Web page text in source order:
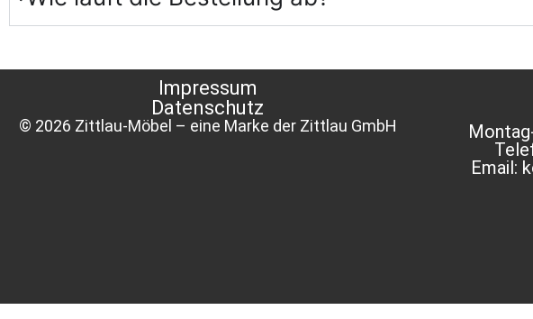
Email:
Impressum
Datenschutz
© 2026 Zittlau-Möbel – eine Marke der Zittlau GmbH